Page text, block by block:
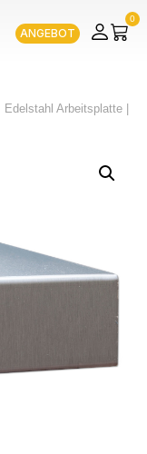
ANGEBOT
0
Edelstahl Arbeitsplatte |